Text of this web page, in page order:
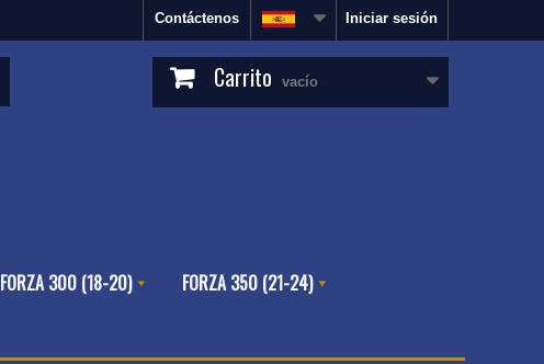
Iniciar sesión
Contáctenos
Carrito vacío
FORZA 300 (18-20)
FORZA 350 (21-24)